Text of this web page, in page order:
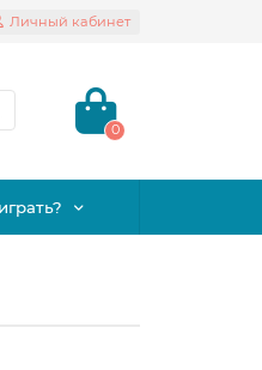
Личный кабинет
0